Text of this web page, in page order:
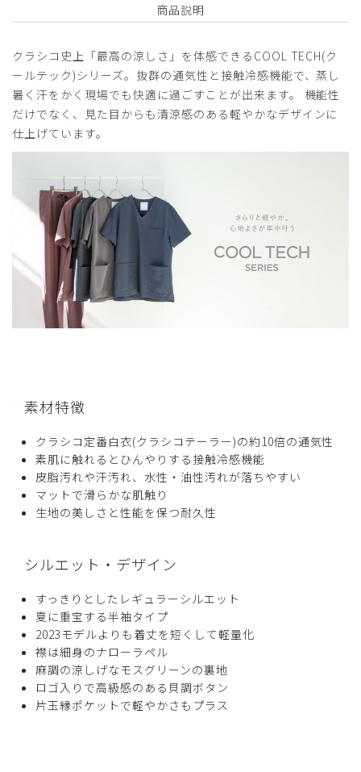
ご購入者様
2025-10-15
165cm. 体重59.5kg の自分にはSサイズがピッタリでし
た。シルエットもスマートです。
商品：B16メンズ白衣:ショートスリーブコート・クール
テックプルーフ/白/S
役に立った
購入確認済み
通気性が、過去の製品に比べてかなり良くなってる気がしま
した。軽さも感じており、悩みましたが買って良かったで
す！！
商品：B16メンズ白衣:ショートスリーブコート・クール
役に立った 0
ご購入者様
購入確認済み
年齢:50代 身長: 171-175cm 体重:81-85kg
商品説明
クラシコ史上「最高の涼しさ」を体感できるCOOL TECH(ク
ールテック)シリーズ。抜群の通気性と接触冷感機能で、蒸し
暑く汗をかく現場でも快適に過ごすことが出来ます。 機能性
だけでなく、見た目からも清涼感のある軽やかなデザインに
仕上げています。
素材特徴
クラシコ定番白衣(クラシコテーラー)の約10倍の通気性
素肌に触れるとひんやりする接触冷感機能
皮脂汚れや汗汚れ、水性・油性汚れが落ちやすい
マットで滑らかな肌触り
生地の美しさと性能を保つ耐久性
シルエット・デザイン
すっきりとしたレギュラーシルエット
夏に重宝する半袖タイプ
2023モデルよりも着丈を短くして軽量化
襟は細身のナローラペル
麻調の涼しげなモスグリーンの裏地
ロゴ入りで高級感のある貝調ボタン
片玉縁ポケットで軽やかさもプラス